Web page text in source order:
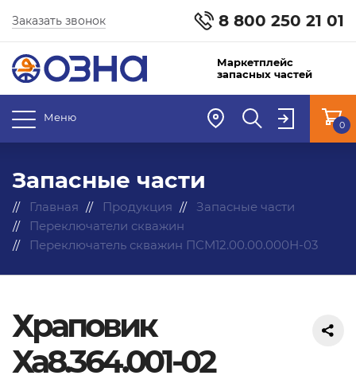
8 800 250 21 01
Заказать звонок
Маркетплейс
запасных частей
Меню
0
Запасные части
Главная Продукция
Запасные части
Переключатели скважин
Переключатель скважин ПСМ12.00.00.000Н-03
Храповик
Ха8.364.001-02